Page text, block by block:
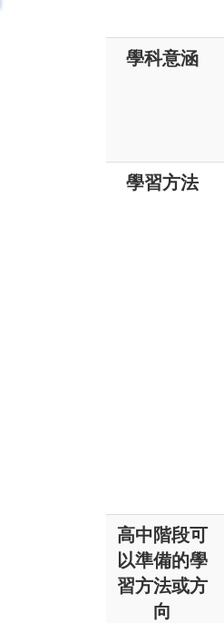
學科意涵
學習方法
高中階段可
以準備的學
習方法或方
向